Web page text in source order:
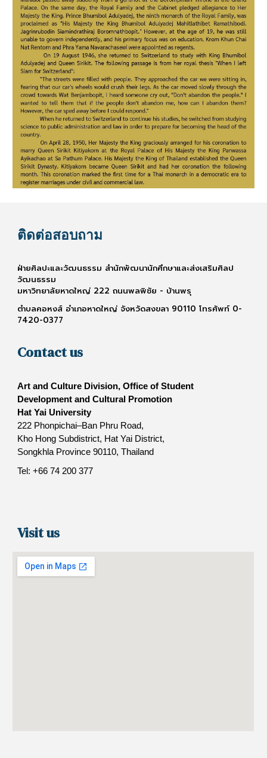
ติดต่อสอบถาม
ฝ่ายศิลปะและวัฒนธรรม สำนักพัฒนานักศึกษาและส่งเสริมศิลป
วัฒนธรรม
มหาวิทยาลัยหาดใหญ่ 222 ถนนพลพิชัย - บ้านพรุ
ตำบลคอหงส์ อำเภอหาดใหญ่ จังหวัดสงขลา 90110 โทรศัพท์ 0-
7420-0377
Contact us
Art and Culture Division, Office of Student
Development and Cultural Promotion
Hat Yai University
222 Phonpichai–Ban Phru Road,
Kho Hong Subdistrict, Hat Yai District,
Songkhla Province 90110, Thailand
Tel: +66 74 200 377
Visit us